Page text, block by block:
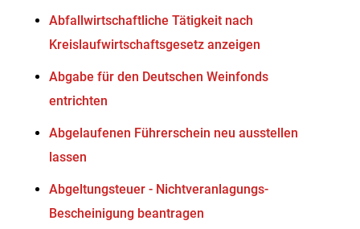
Abfallwirtschaftliche Tätigkeit nach
Kreislaufwirtschaftsgesetz anzeigen
Abgabe für den Deutschen Weinfonds
entrichten
Abgelaufenen Führerschein neu ausstellen
lassen
Abgeltungsteuer - Nichtveranlagungs-
Bescheinigung beantragen